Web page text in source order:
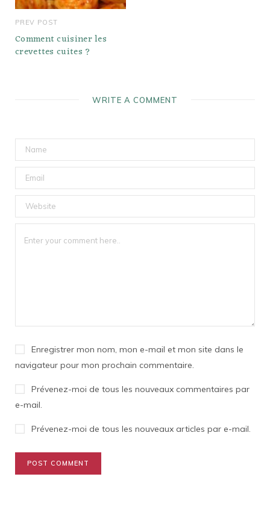
PREV POST
Comment cuisiner les
crevettes cuites ?
WRITE A COMMENT
Enregistrer mon nom, mon e-mail et mon site dans le
navigateur pour mon prochain commentaire.
Prévenez-moi de tous les nouveaux commentaires par
e-mail.
Prévenez-moi de tous les nouveaux articles par e-mail.